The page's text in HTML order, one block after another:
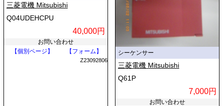
三菱電機 Mitsubishi
Q04UDEHCPU
40,000円
お問い合わせ
【個別ページ】
【フォーム】
Z23092806
シーケンサー
三菱電機 Mitsubishi
Q61P
7,000円
お問い合わせ